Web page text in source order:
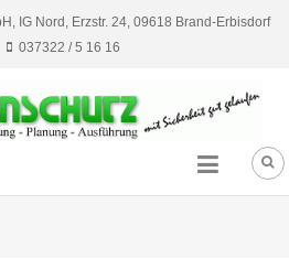
IG Nord, Erzstr. 24, 09618 Brand-Erbisdorf
037322 / 5 16 16